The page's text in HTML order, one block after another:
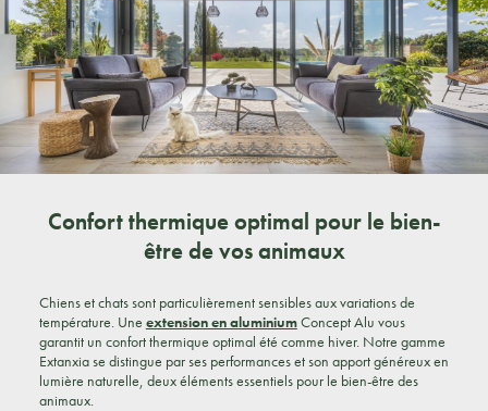
Confort thermique optimal pour le bien-
être de vos animaux
Chiens et chats sont particulièrement sensibles aux variations de
température. Une extension en aluminiumConcept Alu vous
garantit un confort thermique optimal été comme hiver. Notre gamme
Extanxia se distingue par ses performances et son apport généreux en
lumière naturelle, deux éléments essentiels pour le bien-être des
animaux.